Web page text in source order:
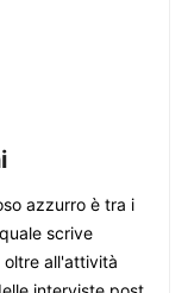
azzurro è tra i
scrive
oltre all'attività